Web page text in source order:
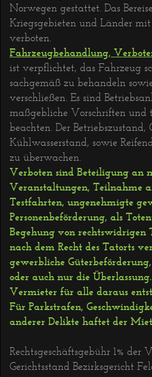
Norwegen gestattet. Das
Kriegsgebieten und Länder
verboten.
Fahrzeugbehandlung,
ist verpflichtet, das Fahrzeug
sachgemäß zu behandeln
verschließen. Es sind
maßgebliche Vorschriften und
beachten. Der Betriebszustand,
Kühlwasserstand, sowie
zu überwachen.
Verboten sind Beteiligung an
Veranstaltungen, Teilnahme
Testfahrten, ungenehmigte
Personenbeförderung, als
Begehung von rechtswidrigen
nach dem Recht des Tatorts
gewerbliche
oder auch nur die
Vermieter für alle daraus
Für Parkstrafen,
anderer Delikte haftet der
Rechtsgeschäftsgebühr 1% der
Gerichtsstand Bezirksgericht